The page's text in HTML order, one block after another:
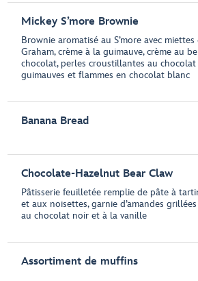
Mickey S’more Brownie
Brownie aromatisé au S’more avec
Graham, crème à la guimauve, crème au
chocolat, perles croustillantes au chocolat
guimauves et flammes en chocolat blanc
Banana Bread
Chocolate-Hazelnut Bear Claw
Pâtisserie feuilletée remplie de pâte à
et aux noisettes, garnie d’amandes
au chocolat noir et à la vanille
Assortiment de muffins